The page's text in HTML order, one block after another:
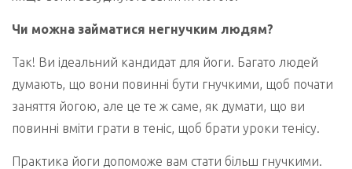
Чи можна займатися негнучким людям?
Так! Ви ідеальний кандидат для йоги. Багато людей
думають, що вони повинні бути гнучкими, щоб почати
заняття йогою, але це те ж саме, як думати, що ви
повинні вміти грати в теніс, щоб брати уроки тенісу.
Практика йоги допоможе вам стати більш гнучкими.